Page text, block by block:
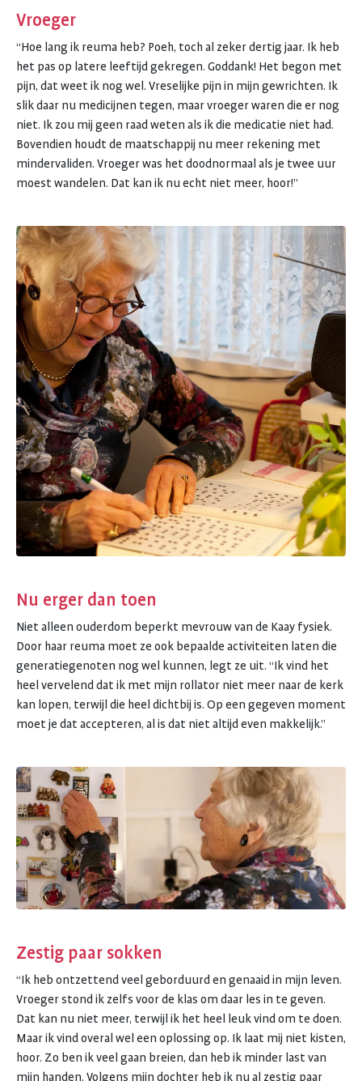
Vroeger
“Hoe lang ik reuma heb? Poeh, toch al zeker dertig jaar. Ik heb
het pas op latere leeftijd gekregen. Goddank! Het begon met
pijn, dat weet ik nog wel. Vreselijke pijn in mijn gewrichten. Ik
slik daar nu medicijnen tegen, maar vroeger waren die er nog
niet. Ik zou mij geen raad weten als ik die medicatie niet had.
Bovendien houdt de maatschappij nu meer rekening met
mindervaliden. Vroeger was het doodnormaal als je twee uur
moest wandelen. Dat kan ik nu echt niet meer, hoor!”
Nu erger dan toen
Niet alleen ouderdom beperkt mevrouw van de Kaay fysiek.
Door haar reuma moet ze ook bepaalde activiteiten laten die
generatiegenoten nog wel kunnen, legt ze uit. “Ik vind het
heel vervelend dat ik met mijn rollator niet meer naar de kerk
kan lopen, terwijl die heel dichtbij is. Op een gegeven moment
moet je dat accepteren, al is dat niet altijd even makkelijk.”
Zestig paar sokken
“Ik heb ontzettend veel geborduurd en genaaid in mijn leven.
Vroeger stond ik zelfs voor de klas om daar les in te geven.
Dat kan nu niet meer, terwijl ik het heel leuk vind om te doen.
Maar ik vind overal wel een oplossing op. Ik laat mij niet kisten,
hoor. Zo ben ik veel gaan breien, dan heb ik minder last van
mijn handen. Volgens mijn dochter heb ik nu al zestig paar